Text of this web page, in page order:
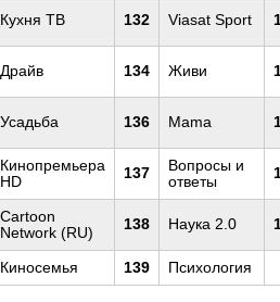
Кухня ТВ 132 Viasat Sport
Драйв 134 Живи
Усадьба 136 Mama
Кинопремьера
HD
137
Вопросы и
ответы
Cartoon
Network (RU)
138 Наука 2.0
Киносемья 139 Психология